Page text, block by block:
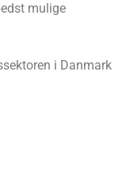
mulige
i Danmark